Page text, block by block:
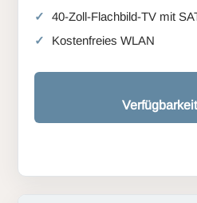
40-Zoll-Flachbild-TV mit
Kostenfreies WLAN